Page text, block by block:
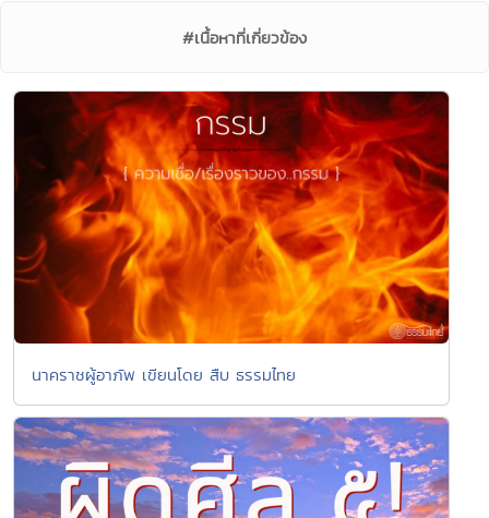
#เนื้อหาที่เกี่ยวข้อง
นาคราชผู้อาภัพ เขียนโดย สืบ ธรรมไทย